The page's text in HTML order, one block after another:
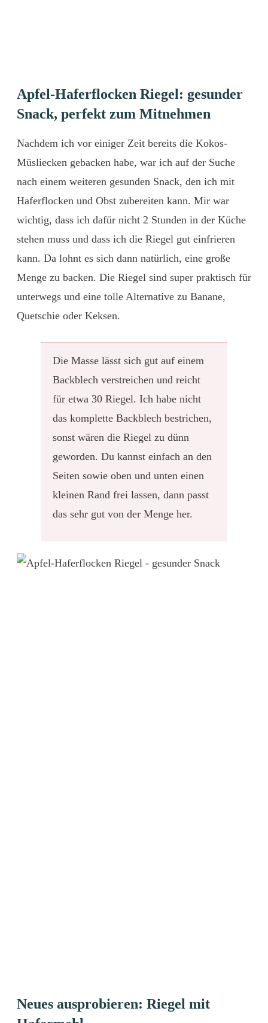
Apfel-Haferflocken Riegel: gesunder
Snack, perfekt zum Mitnehmen
Nachdem ich vor einiger Zeit bereits die Kokos-
Müsliecken gebacken habe, war ich auf der Suche
nach einem weiteren gesunden Snack, den ich mit
Haferflocken und Obst zubereiten kann. Mir war
wichtig, dass ich dafür nicht 2 Stunden in der Küche
stehen muss und dass ich die Riegel gut einfrieren
kann. Da lohnt es sich dann natürlich, eine große
Menge zu backen. Die Riegel sind super praktisch für
unterwegs und eine tolle Alternative zu Banane,
Quetschie oder Keksen.
Die Masse lässt sich gut auf einem
Backblech verstreichen und reicht
für etwa 30 Riegel. Ich habe nicht
das komplette Backblech bestrichen,
sonst wären die Riegel zu dünn
geworden. Du kannst einfach an den
Seiten sowie oben und unten einen
kleinen Rand frei lassen, dann passt
das sehr gut von der Menge her.
Neues ausprobieren: Riegel mit